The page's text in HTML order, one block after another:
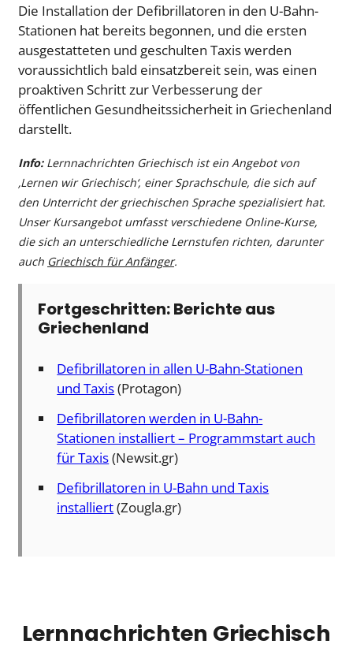
Die Installation der Defibrillatoren in den U-Bahn-
Stationen hat bereits begonnen, und die ersten
ausgestatteten und geschulten Taxis werden
voraussichtlich bald einsatzbereit sein, was einen
proaktiven Schritt zur Verbesserung der
öffentlichen Gesundheitssicherheit in Griechenland
darstellt.
Info: Lernnachrichten Griechisch ist ein Angebot von
‚Lernen wir Griechisch‘, einer Sprachschule, die sich auf
den Unterricht der griechischen Sprache spezialisiert hat.
Unser Kursangebot umfasst verschiedene Online-Kurse,
die sich an unterschiedliche Lernstufen richten, darunter
auch Griechisch für Anfänger.
Fortgeschritten: Berichte aus
Griechenland
Defibrillatoren in allen U-Bahn-Stationen
und Taxis(Protagon)
Defibrillatoren werden in U-Bahn-
Stationen installiert – Programmstart auch
für Taxis(Newsit.gr)
Defibrillatoren in U-Bahn und Taxis
installiert(Zougla.gr)
Lernnachrichten Griechisch